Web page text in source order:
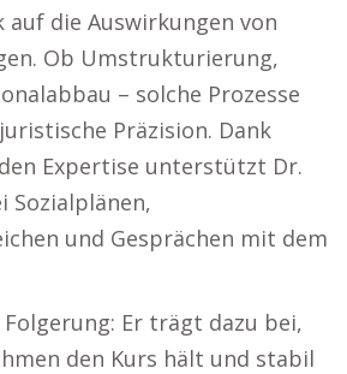
auf die Auswirkungen von
Ob Umstrukturierung,
– solche Prozesse
Präzision. Dank
Expertise unterstützt Dr.
Sozialplänen,
und Gesprächen mit dem
Er trägt dazu bei,
den Kurs hält und stabil